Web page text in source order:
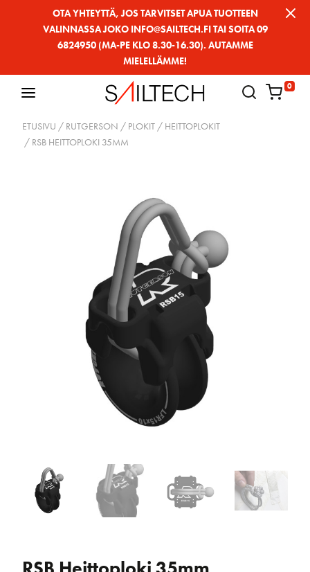
OTA YHTEYTTÄ, JOS TARVITSET APUA TUOTTEEN
VALINNASSA JOKO INFO@SAILTECH.FI TAI SOITA 09
6824950 (MA-PE KLO 8.30-16.30). AUTAMME
MIELELLÄMME!
0
ETUSIVU / RUTGERSON / PLOKIT / HEITTOPLOKIT
/ RSB HEITTOPLOKI 35MM